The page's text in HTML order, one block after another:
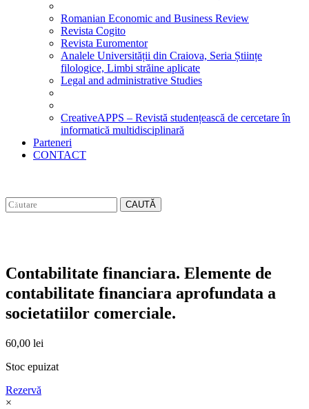
Romanian Economic and Business Review
Revista Cogito
Revista Euromentor
Analele Universității din Craiova, Seria Științe
filologice, Limbi străine aplicate
Legal and administrative Studies
CreativeAPPS – Revistă studențească de cercetare în
informatică multidisciplinară
Parteneri
CONTACT
CAUTĂ
Contabilitate financiara. Elemente de
contabilitate financiara aprofundata a
societatiilor comerciale.
60,00 lei
Stoc epuizat
Rezervă
×